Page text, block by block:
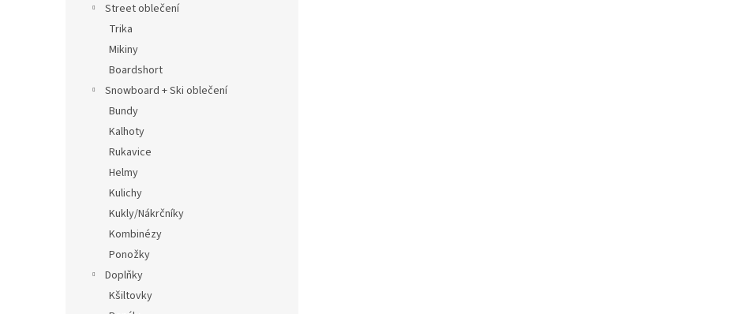
Street oblečení
Trika
Mikiny
Boardshort
Snowboard + Ski oblečení
Bundy
Kalhoty
Rukavice
Helmy
Kulichy
Kukly/Nákrčníky
Kombinézy
Ponožky
Doplňky
Kšiltovky